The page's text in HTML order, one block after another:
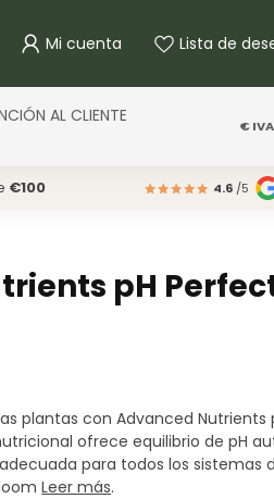
Mi cuenta Lista de
AL CLIENTE
€
€100 4.6 /5
pH
plantas con Advanced Nutrients
ofrece equilibrio de pH
para todos los sistemas
Leer más.